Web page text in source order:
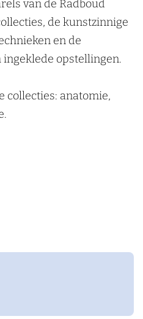
van de Radboud
de kunstzinnige
en de
opstellingen.
collecties: anatomie,